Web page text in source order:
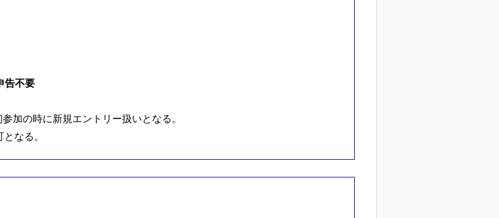
告不要
加の時に新規エントリー扱いとなる。
なる。